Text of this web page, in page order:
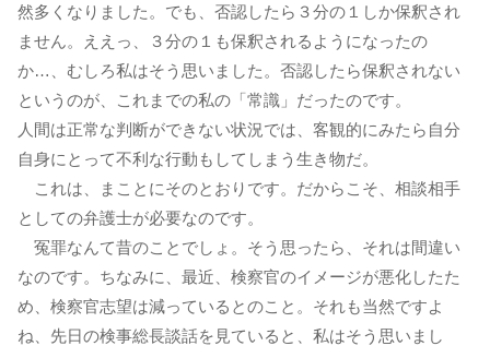
然多くなりました。でも、否認したら３分の１しか保釈され
ません。ええっ、３分の１も保釈されるようになったの
か…、むしろ私はそう思いました。否認したら保釈されない
というのが、これまでの私の「常識」だったのです。
人間は正常な判断ができない状況では、客観的にみたら自分
自身にとって不利な行動もしてしまう生き物だ。
これは、まことにそのとおりです。だからこそ、相談相手
としての弁護士が必要なのです。
冤罪なんて昔のことでしょ。そう思ったら、それは間違い
なのです。ちなみに、最近、検察官のイメージが悪化したた
め、検察官志望は減っているとのこと。それも当然ですよ
ね、先日の検事総長談話を見ていると、私はそう思いまし